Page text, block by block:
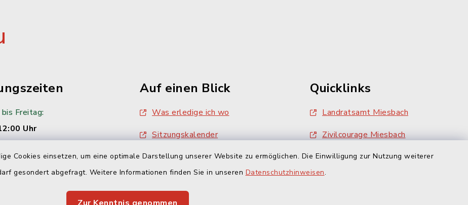
Cookies einsetzen, um eine optimale Darstellung unserer Website zu ermöglichen. Die Einwilligung zur Nutzung weiterer
gesondert abgefragt. Weitere Informationen finden Sie in unseren Datenschutzhinweisen.
Freitag:
Uhr
Uhr
Auf einen Blick
Was erledige ich wo
Sitzungskalender
Sitzungsprotokolle
Quicklinks
Landratsamt Miesbach
Zivilcourage Miesbach